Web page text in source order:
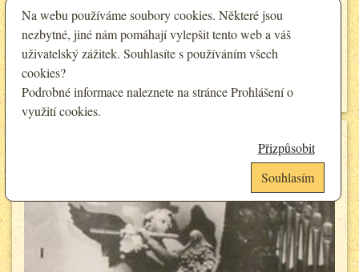
Zotán Kodály - Te Deum Of Buda Castle, Missa Brevis
Cena:
Sleva pro registrované:
Na webu používáme soubory cookies. Některé jsou
nezbytné, jiné nám pomáhají vylepšit tento web a váš
uživatelský zážitek. Souhlasíte s používáním všech
cookies?
Podrobné informace naleznete na stránceProhlášení o
využití cookies.
Přizpůsobit
Souhlasím
Funkční cookies (vždy aktivní)
Jsou vyžadovány pro správnou funkčnost webu. Bez těchto cookies nemusí
web fungovat správně. Ve výchozím nastavení jsou povoleny a nelze je
zakázat.
Analytické cookies
Umožňují nám sbírat data o návštěvnosti webových stránek za účelem
zlepšení poskytovaných služeb. Neslouží k marketingových účelům.
Google AnalyticsAnalytické a preferenční cookies